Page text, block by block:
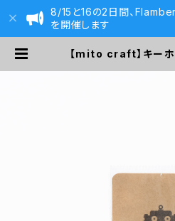
8/15と16の2日間、
を開催します
【mito craft】キー